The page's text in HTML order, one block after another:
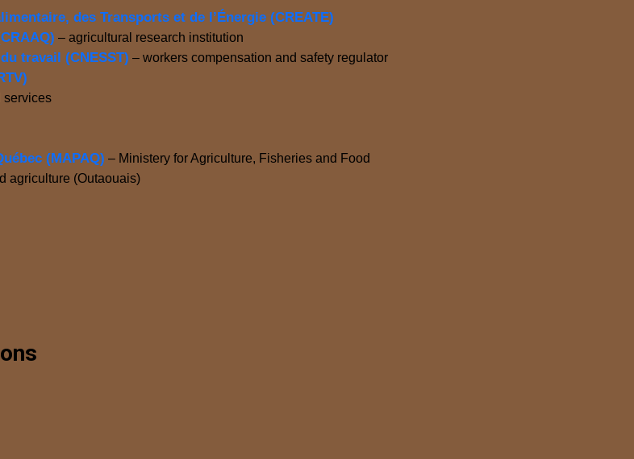
des Transports et de l’Énergie (CREATE)
– agricultural research institution
travail (CNESST) – workers compensation and safety regulator
services
(MAPAQ) – Ministery for Agriculture, Fisheries and Food
agriculture (Outaouais)